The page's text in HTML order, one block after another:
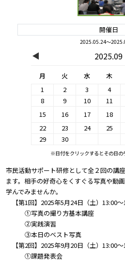
開催日
2025.05.24～
◀ 2025.09
月 火 水 木
1
2 3 4
8
9 10 11
15
16 17 18
22
23 24 25
29
30
※日付をクリックするとその日の
市民活動サポート研修として全２回の講
ます。相手の好奇心をくすぐる写真や動
学んでみませんか。
【第1回】2025年5月24日（土）13:00～
①写真の撮り方基本講座
②実践演習
③本日のベスト写真
【第2回】2025年9月20日（土）13:00～
①課題発表会